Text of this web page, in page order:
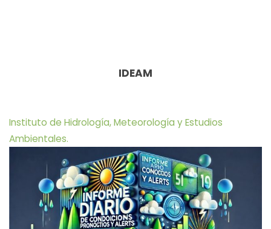
IDEAM
Instituto de Hidrología, Meteorología y Estudios
Ambientales.